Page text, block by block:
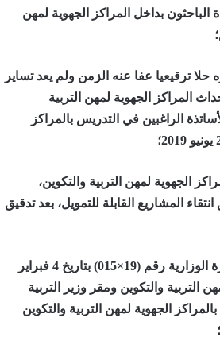
بداخل المراكز الجهوية لمهن
حلا ترقيعيا عفا عنه الزمن ولم يعد تساير
عن تعارضه مع المادة (14) من مرسوم إحداث المراكز الجهوية لمهن التربية
الراغبين في التدريس بالمراكز
الجهوية لمهن التربية والتكوين،
المشاريع القابلة للتمويل، بعد تدقيق
إشراك الجامعات وهياكل وبينات البحث العلمي بها، في تطبيق وتفعيل المذكرة الوزارية رقم (19×015) بتاريخ 4 فبراير
التربية والتكوين ومقر وزير التربية
العلمي التربوي بالمراكز الجهوية لمهن التربية والتكوين